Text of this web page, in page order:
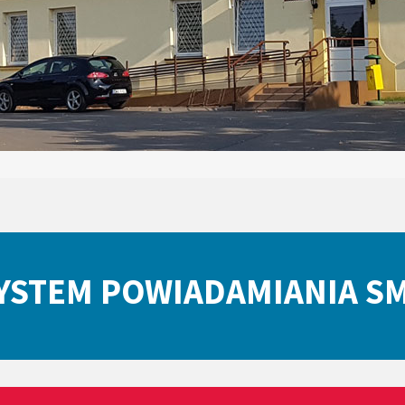
POWIADAMIANIA